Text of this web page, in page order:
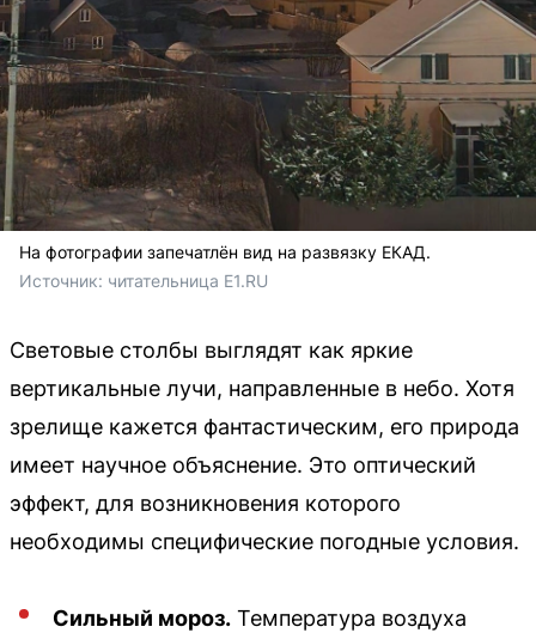
На фотографии запечатлён вид на развязку ЕКАД.
Источник: читательница E1.RU
Световые столбы выглядят как яркие
вертикальные лучи, направленные в небо. Хотя
зрелище кажется фантастическим, его природа
имеет научное объяснение. Это оптический
эффект, для возникновения которого
необходимы специфические погодные условия.
Сильный мороз. Температура воздуха